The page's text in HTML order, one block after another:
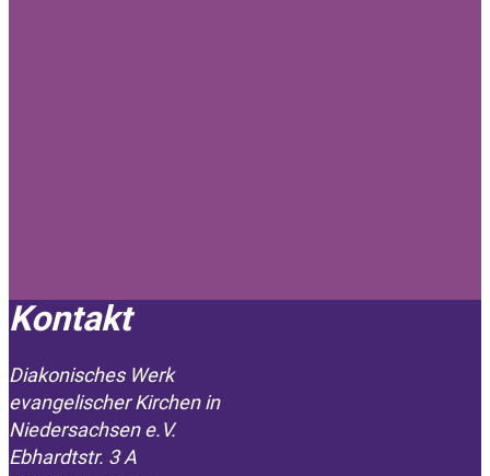
Kontakt
Diakonisches Werk
evangelischer Kirchen in
­Niedersachsen e.V.
Ebhardtstr. 3 A